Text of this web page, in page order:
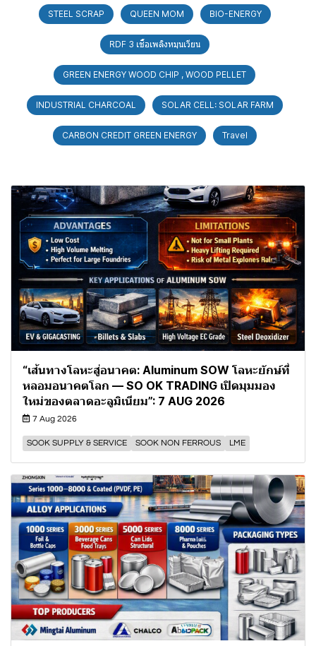
STEEL SCRAP QUEEN MOM BIO-ENERGY
RDF 3 เชื้อเพลิงหมุนเวียน
GREEN ENERGY WOOD CHIP , WOOD PELLET
INDUSTRIAL CHARCOAL SOLAR CELL: SOLAR FARM
CARBON CREDIT GREEN ENERGY Travel
“เส้นทางโลหะสู่อนาคต: Aluminum SOW โลหะยักษ์ที่
หลอมอนาคตโลก — SO OK TRADING เปิดมุมมอง
ใหม่ของตลาดอะลูมิเนียม”: 7 AUG 2026
7 Aug 2026
SOOK SUPPLY & SERVICE SOOK NON FERROUS LME